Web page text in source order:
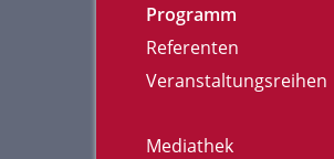
Programm
Referenten
Veranstaltungsreihen
Mediathek